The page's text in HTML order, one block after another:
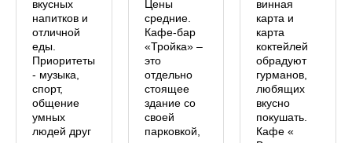
вкусных
напитков и
отличной
еды.
Приоритеты
- музыка,
спорт,
общение
умных
людей друг
Цены
средние.
Кафе-бар
«Тройка» –
это
отдельно
стоящее
здание со
своей
парковкой,
винная
карта и
карта
коктейлей
обрадуют
гурманов,
любящих
вкусно
покушать.
Кафе «